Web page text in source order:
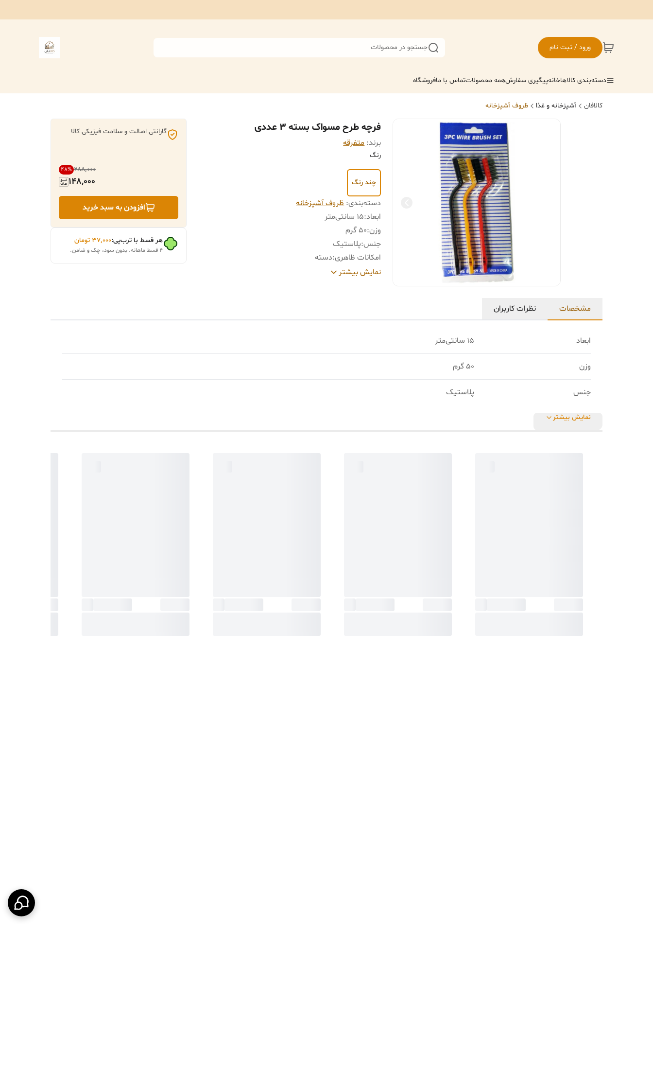
ورود / ثبت نام جستجو در محصولات
دسته‌بندی کالاهاخانهپیگیری سفارشهمه محصولاتتماس با مافروشگاه
کالافان آشپزخانه و غذا ظروف آشپزخانه
فرچه طرح مسواک بسته 3 عددی
برند: متفرقه
رنگ
چند رنگ
دسته‌بندی:ظروف آشپزخانه
ابعاد:15 سانتی‌متر
وزن:50 گرم
جنس:پلاستیک
امکانات ظاهری:دسته
مناسب برای تمیز کردن
نمایش بیشتر
گارانتی اصالت و سلامت فیزیکی کالا
۲۸۸٬۰۰۰ 48%
148,000
افزودن به سبد خرید
هر قسط با ترب‌پی:۳۷٬۰۰۰ تومان
۴ قسط ماهانه. بدون سود، چک و ضامن.
مشخصات نظرات کاربران
ابعاد 15 سانتی‌متر
وزن 50 گرم
جنس پلاستیک
نمایش بیشتر